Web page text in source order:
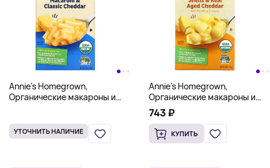
Annie's Homegrown,
Органические макароны и
УТОЧНИТЬ НАЛИЧИЕ
Annie's Homegrown,
Органические макароны и
сыр, скорлупа и
выдержанный чеддер, 170 г
(6 унций)
743 ₽
КУПИТЬ